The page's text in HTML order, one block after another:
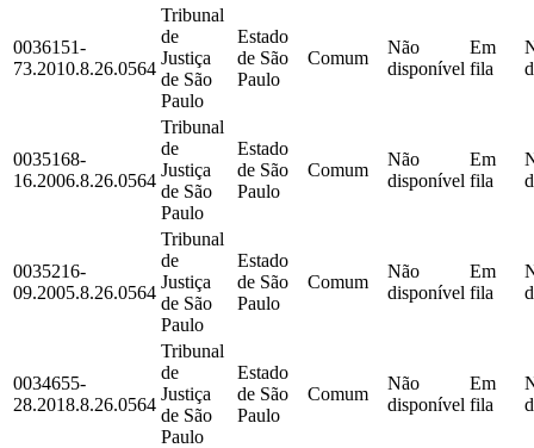
0036151-
73.2010.8.26.0564
Tribunal
de
Justiça
de São
Paulo
Estado
de São
Paulo
Comum
Não
disponível
Em
fila
0035168-
16.2006.8.26.0564
Tribunal
de
Justiça
de São
Paulo
Estado
de São
Paulo
Comum
Não
disponível
Em
fila
0035216-
09.2005.8.26.0564
Tribunal
de
Justiça
de São
Paulo
Estado
de São
Paulo
Comum
Não
disponível
Em
fila
0034655-
28.2018.8.26.0564
Tribunal
de
Justiça
de São
Paulo
Estado
de São
Paulo
Comum
Não
disponível
Em
fila